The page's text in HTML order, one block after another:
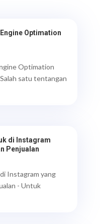
Optimation
Optimation
satu tentangan
di Instagram
Penjualan
Instagram yang
- Untuk